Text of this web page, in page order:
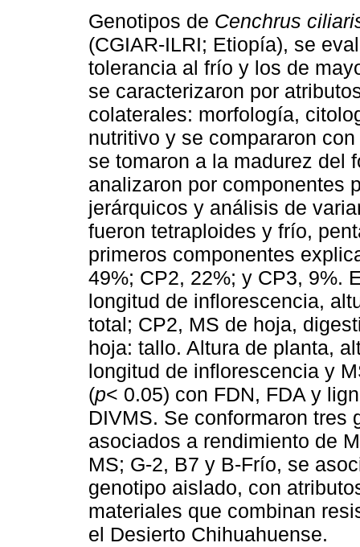
Genotipos de Cenchrus
(CGIAR-ILRI; Etiopía), se
tolerancia al frío y los de
se caracterizaron por
colaterales: morfología,
nutritivo y se compararon
se tomaron a la madurez del
analizaron por componentes
jerárquicos y análisis de
fueron tetraploides y frío,
primeros componentes
49%; CP2, 22%; y CP3, 9%.
longitud de inflorescencia,
total; CP2, MS de hoja,
hoja: tallo. Altura de planta,
longitud de inflorescencia y
(p< 0.05) con FDN, FDA y
DIVMS. Se conformaron tres
asociados a rendimiento de
MS; G-2, B7 y B-Frío, se
genotipo aislado, con
materiales que combinan
el Desierto Chihuahuense.